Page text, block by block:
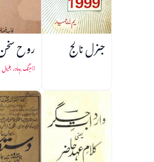
جنرل نالج روح
جنگ بہادر جلیل